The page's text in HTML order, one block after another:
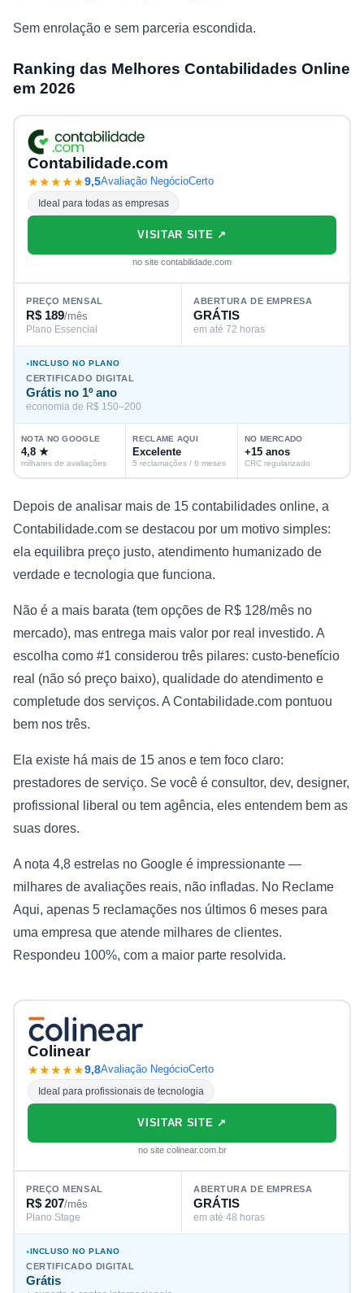
Sem enrolação e sem parceria escondida.
Ranking das Melhores Contabilidades Online
em 2026
Contabilidade.com
★★★★★9,5Avaliação NegócioCerto
Ideal para todas as empresas
VISITAR SITE ↗
no site contabilidade.com
PREÇO MENSAL
R$ 189/mês
Plano Essencial
ABERTURA DE EMPRESA
GRÁTIS
em até 72 horas
INCLUSO NO PLANO
CERTIFICADO DIGITAL
Grátis no 1º ano
economia de R$ 150–200
NOTA NO GOOGLE
4,8 ★
milhares de avaliações
RECLAME AQUI
Excelente
5 reclamações / 6 meses
NO MERCADO
+15 anos
CRC regularizado
Depois de analisar mais de 15 contabilidades online, a
Contabilidade.com se destacou por um motivo simples:
ela equilibra preço justo, atendimento humanizado de
verdade e tecnologia que funciona.
Não é a mais barata (tem opções de R$ 128/mês no
mercado), mas entrega mais valor por real investido. A
escolha como #1 considerou três pilares: custo-benefício
real (não só preço baixo), qualidade do atendimento e
completude dos serviços. A Contabilidade.com pontuou
bem nos três.
Ela existe há mais de 15 anos e tem foco claro:
prestadores de serviço. Se você é consultor, dev, designer,
profissional liberal ou tem agência, eles entendem bem as
suas dores.
A nota 4,8 estrelas no Google é impressionante —
milhares de avaliações reais, não infladas. No Reclame
Aqui, apenas 5 reclamações nos últimos 6 meses para
uma empresa que atende milhares de clientes.
Respondeu 100%, com a maior parte resolvida.
Colinear
★★★★★9,8Avaliação NegócioCerto
Ideal para profissionais de tecnologia
VISITAR SITE ↗
no site colinear.com.br
PREÇO MENSAL
R$ 207/mês
Plano Stage
ABERTURA DE EMPRESA
GRÁTIS
em até 48 horas
INCLUSO NO PLANO
CERTIFICADO DIGITAL
Grátis